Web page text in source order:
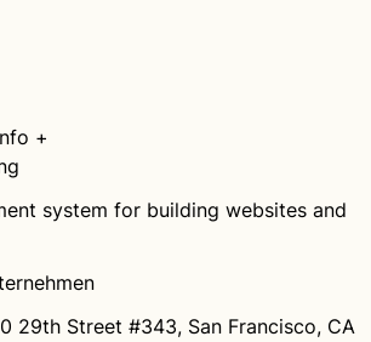
+
system for building websites and
29th Street #343, San Francisco, CA